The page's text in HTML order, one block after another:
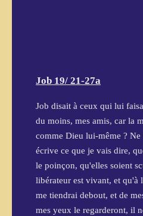
Job 19/ 21-27a
Job disait à ceux qui lui
du moins, mes amis, car la
comme Dieu lui-même ? Ne
écrive ce que je vais dire,
le poinçon, qu'elles soient
libérateur est vivant, et qu'à
me tiendrai debout, et de
mes yeux le regarderont, il